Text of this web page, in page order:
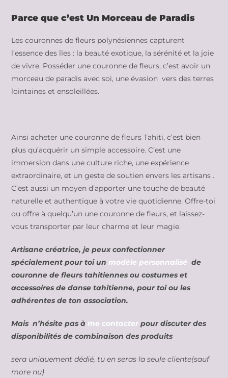
Parce que c’est Un Morceau de Paradis
Les couronnes de fleurs polynésiennes capturent
l’essence des îles : la beauté exotique, la sérénité et la joie
de vivre. Posséder une couronne de fleurs, c’est avoir un
morceau de paradis avec soi, une évasion vers des terres
lointaines et ensoleillées.
Ainsi acheter une couronne de fleurs Tahiti, c’est bien
plus qu’acquérir un simple accessoire. C’est une
immersion dans une culture riche, une expérience
extraordinaire, et un geste de soutien envers les artisans .
C’est aussi un moyen d’apporter une touche de beauté
naturelle et authentique à votre vie quotidienne. Offre-toi
ou offre à quelqu’un une couronne de fleurs, et laissez-
vous transporter par leur charme et leur magie.
Artisane créatrice, je peux confectionner
spécialement pour toi un modèle personnalisé de
couronne de fleurs tahitiennes ou costumes et
accessoires de danse tahitienne, pour toi ou les
adhérentes de ton association.
Mais n’hésite pas àme contacter pour discuter des
disponibilités de combinaison des produits
sera uniquement dédié, tu en seras la seule cliente(sauf
more nu)